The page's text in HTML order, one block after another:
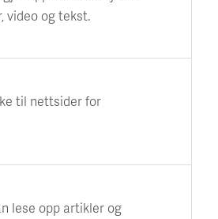
video og tekst.
til nettsider for
lese opp artikler og